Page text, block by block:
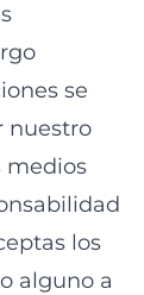
se
nuestro
medios
los
alguno a